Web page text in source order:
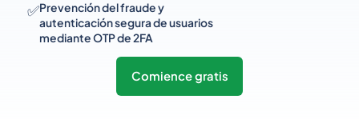
✅Prevención del fraude y
autenticación segura de usuarios
mediante OTP de 2FA
Comience gratis